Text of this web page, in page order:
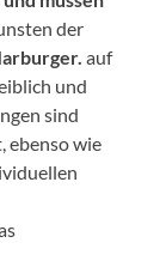
der
auf
und
sind
ebenso wie